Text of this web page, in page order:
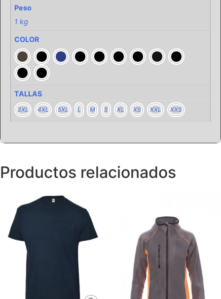
Peso
1 kg
COLOR
TALLAS
3XL 4XL 5XL L M S XL XS XXL XXS
Productos relacionados